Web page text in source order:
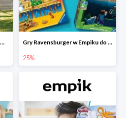
Sport i zabawki ogrodowe w Empiku do -40% Gry Ravensburger w Empiku do -25%
25%